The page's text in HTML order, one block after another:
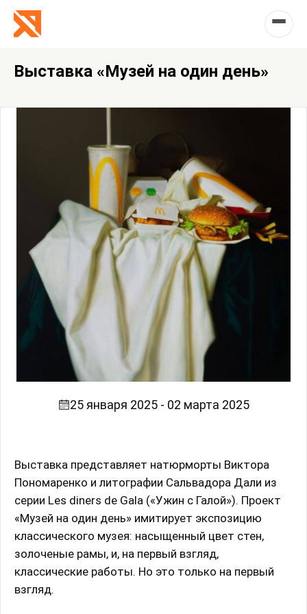
Выставка «Музей на один день»
25 января 2025 - 02 марта 2025
Выставка представляет натюрморты Виктора
Пономаренко и литографии Сальвадора Дали из
серии Les diners de Gala («Ужин с Галой»). Проект
«Музей на один день» имитирует экспозицию
классического музея: насыщенный цвет стен,
золоченые рамы, и, на первый взгляд,
классические работы. Но это только на первый
взгляд.